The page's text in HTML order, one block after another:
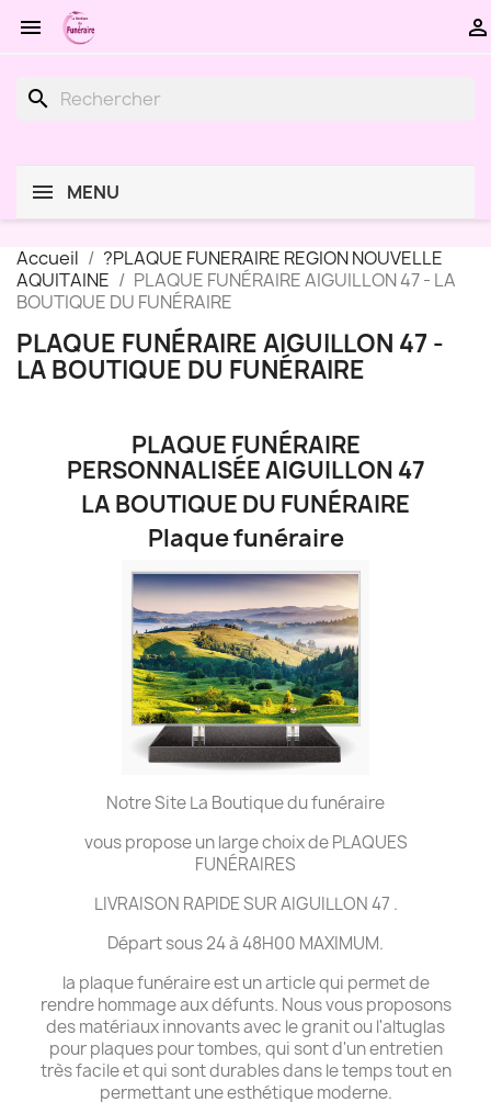
 
search
MENU
Accueil
?PLAQUE FUNERAIRE REGION NOUVELLE
AQUITAINE
PLAQUE FUNÉRAIRE AIGUILLON 47 - LA
BOUTIQUE DU FUNÉRAIRE
PLAQUE FUNÉRAIRE AIGUILLON 47 -
LA BOUTIQUE DU FUNÉRAIRE
PLAQUE FUNÉRAIRE
PERSONNALISÉE AIGUILLON 47
LA BOUTIQUE DU FUNÉRAIRE
Plaque funéraire
Notre Site La Boutique du funéraire
vous propose un large choix de PLAQUES
FUNÉRAIRES
LIVRAISON RAPIDE SUR AIGUILLON 47 .
Départ sous 24 à 48H00 MAXIMUM.
la plaque funéraire est un article qui permet de
rendre hommage aux défunts. Nous vous proposons
des matériaux innovants avec le granit ou l'altuglas
pour plaques pour tombes, qui sont d'un entretien
très facile et qui sont durables dans le temps tout en
permettant une esthétique moderne.